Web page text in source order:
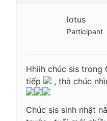
lotus
Participant
Hhiih chúc sis trong
tiếp
, thà chúc
Chúc sis sinh nhật